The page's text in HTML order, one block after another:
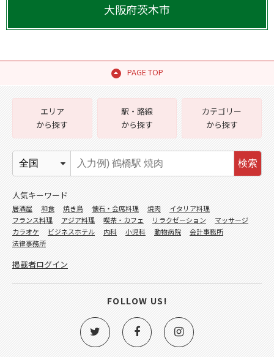
大阪府茨木市
PAGE TOP
エリア
から探す
駅・路線
から探す
カテゴリー
から探す
検索
人気キーワード
居酒屋 和食 焼き鳥 懐石・会席料理 焼肉
イタリア料理
フランス料理
アジア料理 喫茶・カフェ リラクゼーション
マッサージ
カラオケ
ビジネスホテル 内科 小児科 動物病院
会計事務所
法律事務所
掲載者ログイン
FOLLOW US!